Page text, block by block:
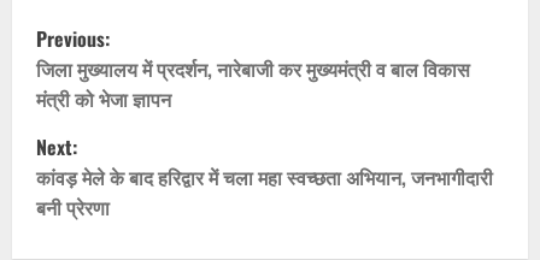
P
o
s
t
n
Previous:
जिला मुख्यालय में प्रदर्शन, नारेबाजी कर मुख्यमंत्री व बाल विकास
मंत्री को भेजा ज्ञापन
Next:
कांवड़ मेले के बाद हरिद्वार में चला महा स्वच्छता अभियान, जनभागीदारी
बनी प्रेरणा